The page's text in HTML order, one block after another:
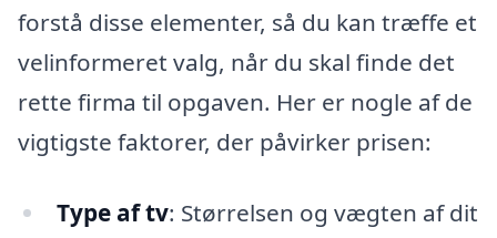
forstå disse elementer, så du kan træffe et
velinformeret valg, når du skal finde det
rette firma til opgaven. Her er nogle af de
vigtigste faktorer, der påvirker prisen:
Type af tv: Størrelsen og vægten af dit